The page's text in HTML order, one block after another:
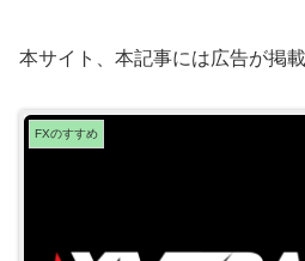
本サイト、本記事には広告が掲
FXのすすめ